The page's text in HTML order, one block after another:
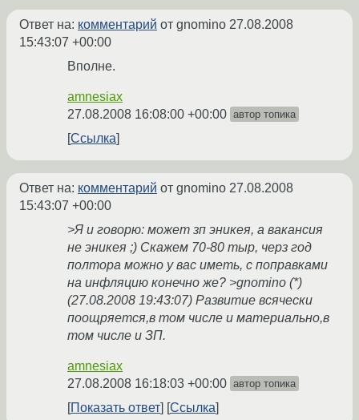
Ответ на: комментарий от gnomino 27.08.2008
15:43:07 +00:00
Вполне.
amnesiax
27.08.2008 16:08:00 +00:00 автор топика
Ссылка
Ответ на: комментарий от gnomino 27.08.2008
15:43:07 +00:00
>Я и говорю: может зп эникея, а вакансия
не эникея ;) Скажем 70-80 тыр, черз год
полтора можно у вас иметь, с поправками
на инфляцию конечно же? >gnomino (*)
(27.08.2008 19:43:07) Развитие всячески
поощряется,в том числе и материально,в
том числе и ЗП.
amnesiax
27.08.2008 16:18:03 +00:00 автор топика
Показать ответ Ссылка